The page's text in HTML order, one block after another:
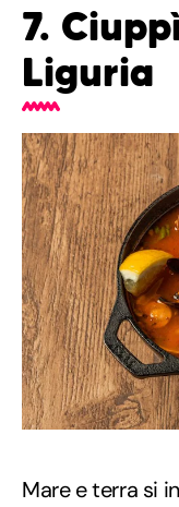
7.
Liguria
Mare e terra si